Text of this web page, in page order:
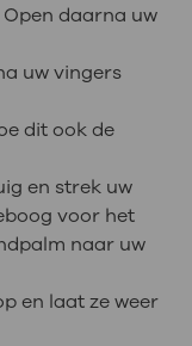
daarna uw
uw vingers
dit ook de
en strek uw
voor het
naar uw
en laat ze weer